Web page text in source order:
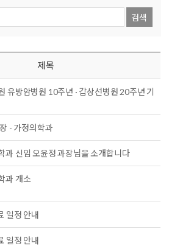
검색
제목
유방암병원 10주년 · 갑상선병원 20주년 기
- 가정의학과
과 신임 오윤정 과장님을 소개합니다
과 개소
일정 안내
일정 안내